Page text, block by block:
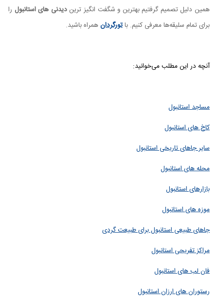
همین دلیل تصمیم گرفتیم بهترین و شگفت انگیز تریندیدنی های استانبول را
برای تمام سلیقه‌ها معرفی کنیم. باتورگردانهمراه باشید.
آنچه در این مطلب می‌خوانید:
مساجد استانبول
کاخ های استانبول
سایر جاهای تاریخی استانبول
محله های استانبول
بازارهای استانبول
موزه های استانبول
جاهای طبیعی استانبول برای طبیعت گردی
مراکز تفریحی استانبول
فان لب های استانبول
رستوران های ارزان استانبول